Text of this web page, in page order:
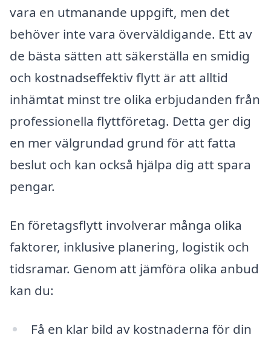
vara en utmanande uppgift, men det
behöver inte vara överväldigande. Ett av
de bästa sätten att säkerställa en smidig
och kostnadseffektiv flytt är att alltid
inhämtat minst tre olika erbjudanden från
professionella flyttföretag. Detta ger dig
en mer välgrundad grund för att fatta
beslut och kan också hjälpa dig att spara
pengar.
En företagsflytt involverar många olika
faktorer, inklusive planering, logistik och
tidsramar. Genom att jämföra olika anbud
kan du:
Få en klar bild av kostnaderna för din